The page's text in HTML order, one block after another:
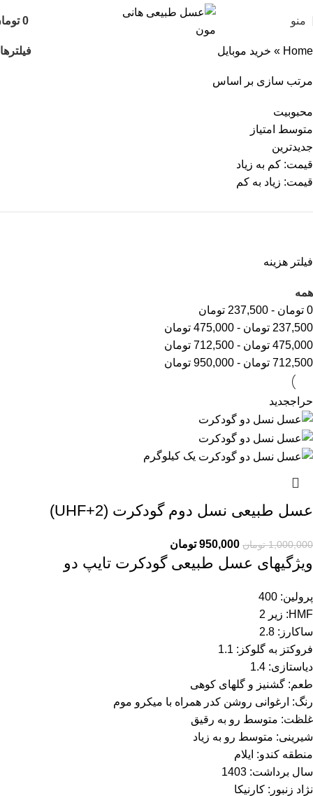
منو 0
Home
» خرید موبایل فیلترها
مرتب سازی بر اساس
محبوبیت
متوسط امتیاز
جدیدترین
قیمت: کم به زیاد
قیمت: زیاد به کم
فیلتر هزینه
همه
0 تومان -
237,500 تومان
237,500 تومان -
475,000 تومان
475,000 تومان -
712,500 تومان
712,500 تومان -
950,000 تومان
حراججدید
یک کیلوگرم
عسل طبیعی نسل دوم گودکرت (UHF+2)
1,000,000 تومان 950,000 تومان
ویژگیهای عسل طبیعی گودکرت تایپ دو
پرولین: 400
HMF: زیر 2
ساکارز: 2.8
فروکتز به گلوکز: 1.1
دیاستازی: 1.4
طعم: گشنیز و گلهای کوهی
رنگ: ارغوانی روشن کدر همراه با میکرو موم
غلظت: متوسط رو به رقیق
شیرینی: متوسط رو به زیاد
منطقه کندو: ایلام
سال برداشت: 1403
نژاد زنبور: کارنیکا